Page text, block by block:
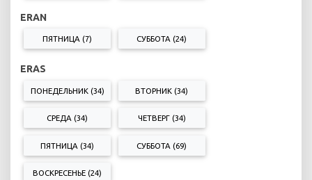
ERAN
ПЯТНИЦА (7) СУББОТА (24)
ERAS
ПОНЕДЕЛЬНИК (34) ВТОРНИК (34)
СРЕДА (34) ЧЕТВЕРГ (34)
ПЯТНИЦА (34) СУББОТА (69)
ВОСКРЕСЕНЬЕ (24)